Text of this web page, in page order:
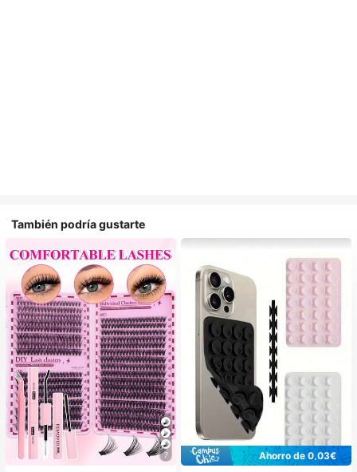
También podría gustarte
7
Ahorro de 0,03€